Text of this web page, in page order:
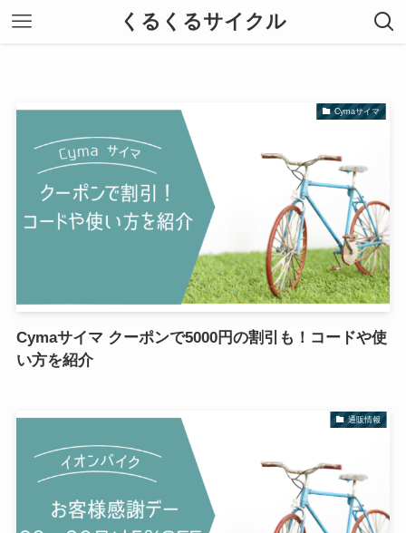
くるくるサイクル
Cymaサイマ
Cymaサイマ クーポンで5000円の割引も！コードや使
い方を紹介
通販情報